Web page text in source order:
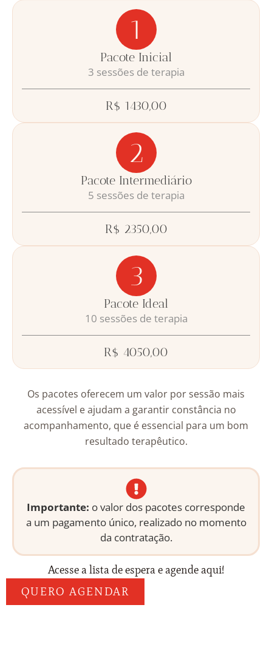
1
Pacote Inicial
3 sessões de terapia
R$ 1430,00
2
Pacote Intermediário
5 sessões de terapia
R$ 2350,00
3
Pacote Ideal
10 sessões de terapia
R$ 4050,00
Os pacotes oferecem um valor por sessão mais
acessível e ajudam a garantir constância no
acompanhamento, que é essencial para um bom
resultado terapêutico.
Importante: o valor dos pacotes corresponde
a um pagamento único, realizado no momento
da contratação.
Acesse a lista de espera e agende aqui!
QUERO AGENDAR